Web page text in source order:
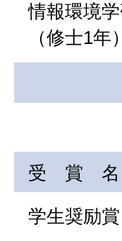
情報環境
（修士1年）
受 賞 名
学生奨励賞